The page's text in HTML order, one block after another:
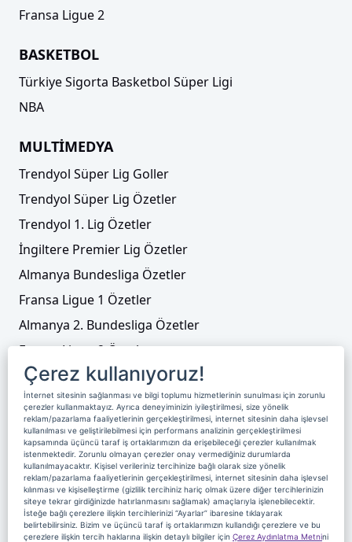
Fransa Ligue 2
BASKETBOL
Türkiye Sigorta Basketbol Süper Ligi
NBA
MULTİMEDYA
Trendyol Süper Lig Goller
Trendyol Süper Lig Özetler
Trendyol 1. Lig Özetler
İngiltere Premier Lig Özetler
Almanya Bundesliga Özetler
Fransa Ligue 1 Özetler
Almanya 2. Bundesliga Özetler
Fransa Ligue 2 Özetler
Tenis
Video Liste
Foto Galeriler
Üyelik Yayın Akışı Reklam
Site Sözleşmesi
Künye ve İletişim
Çerez Politikası
Çerez Yönetimi
Veri Sahibi Başvuru Formu
Çerez kullanıyoruz!
İnternet sitesinin sağlanması ve bilgi toplumu hizmetlerinin sunulması için zorunlu
çerezler kullanmaktayız. Ayrıca deneyiminizin iyileştirilmesi, size yönelik
reklam/pazarlama faaliyetlerinin gerçekleştirilmesi, internet sitesinin daha işlevsel
kullanılması ve geliştirilebilmesi için performans analizinin gerçekleştirilmesi
kapsamında üçüncü taraf iş ortaklarımızın da erişebileceği çerezler kullanılmak
istenmektedir. Zorunlu olmayan çerezler onay vermediğiniz durumlarda
kullanılmayacaktır. Kişisel verileriniz tercihinize bağlı olarak size yönelik
reklam/pazarlama faaliyetlerinin gerçekleştirilmesi, internet sitesinin daha işlevsel
kılınması ve kişiselleştirme (gizlilik tercihiniz hariç olmak üzere diğer tercihlerinizin
siteye tekrar girdiğinizde hatırlanmasını sağlamak) amaçlarıyla işlenebilecektir.
İsteğe bağlı çerezlere ilişkin tercihlerinizi “Ayarlar” ibaresine tıklayarak
belirtebilirsiniz. Bizim ve üçüncü taraf iş ortaklarımızın kullandığı çerezlere ve bu
çerezlere ilişkin tercih haklarına ilişkin detaylı bilgiler için Çerez Aydınlatma Metnini